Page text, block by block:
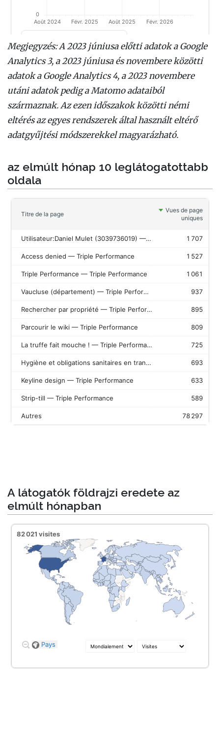
Megjegyzés: A 2023 júniusa előtti adatok a Google
Analytics 3, a 2023 júniusa és novembere közötti
adatok a Google Analytics 4, a 2023 novembere
utáni adatok pedig a Matomo adataiból
származnak. Az ezen időszakok közötti némi
eltérés az egyes rendszerek által használt eltérő
adatgyűjtési módszerekkel magyarázható.
az elmúlt hónap 10 leglátogatottabb
oldala
A látogatók földrajzi eredete az
elmúlt hónapban